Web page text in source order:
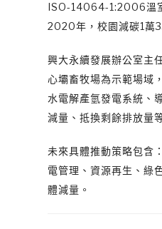
ISO-14064-1:2006溫
2020年，校園減碳1萬
興大永續發展辦公室主
心壩畜牧場為示範場域
水電解產氫發電系統、
減量、抵換剩餘排放量
未來具體推動策略包含
電管理、資源再生、綠
體減量。